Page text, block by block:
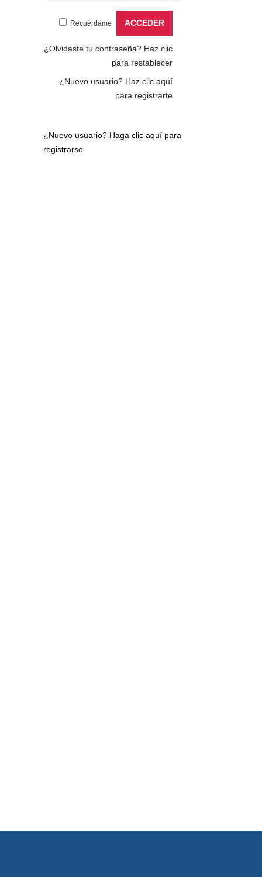
Recuérdame
¿Olvidaste tu contraseña? Haz clic
para restablecer
¿Nuevo usuario? Haz clic aquí
para registrarte
¿Nuevo usuario? Haga clic aquí para
registrarse